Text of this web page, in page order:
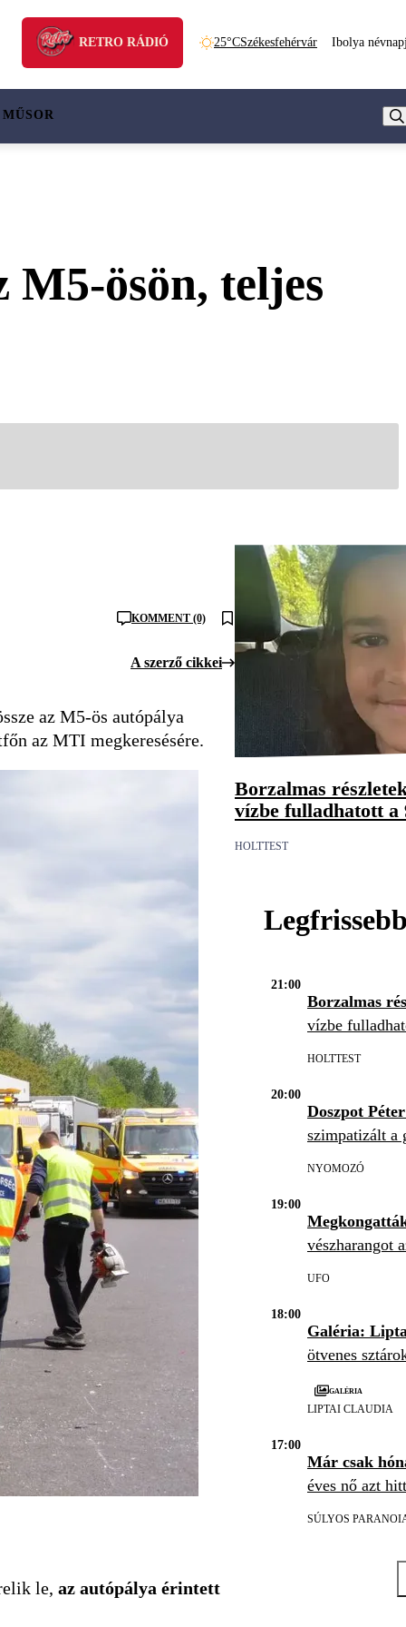
RETRO RÁDIÓ 25°CSzékesfehérvár Ibolya
ösön, teljes
KOMMENT (0)
A szerző cikkei
az M5-ös autópálya
az MTI megkeresésére.
le, az autópálya érintett
Borzalmas
vízbe fulladhatott a
HOLTTEST
21:00
Borzalmas
vízbe
HOLTTEST
20:00
Doszpot
szimpatizált a
NYOMOZÓ
19:00
vészharangot
UFO
18:00
Galéria:
ötvenes
Galéria
LIPTAI CLAUDIA
17:00
Már csak
éves nő azt
SÚLYOS